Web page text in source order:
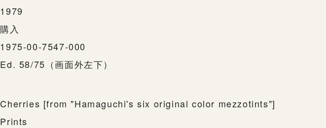
1979
購入
1975-00-7547-000
Ed. 58/75（画面外左下）
Cherries [from "Hamaguchi's six original color mezzotints"]
Prints